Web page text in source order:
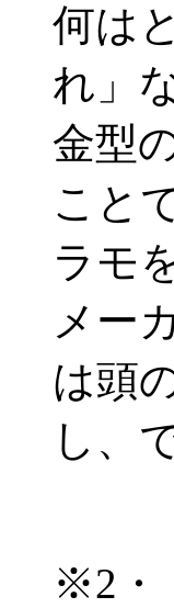
何は
れ」
金型
こと
ラモ
メー
は頭
し、
※2・